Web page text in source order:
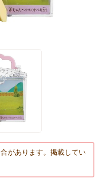
があります。掲載してい